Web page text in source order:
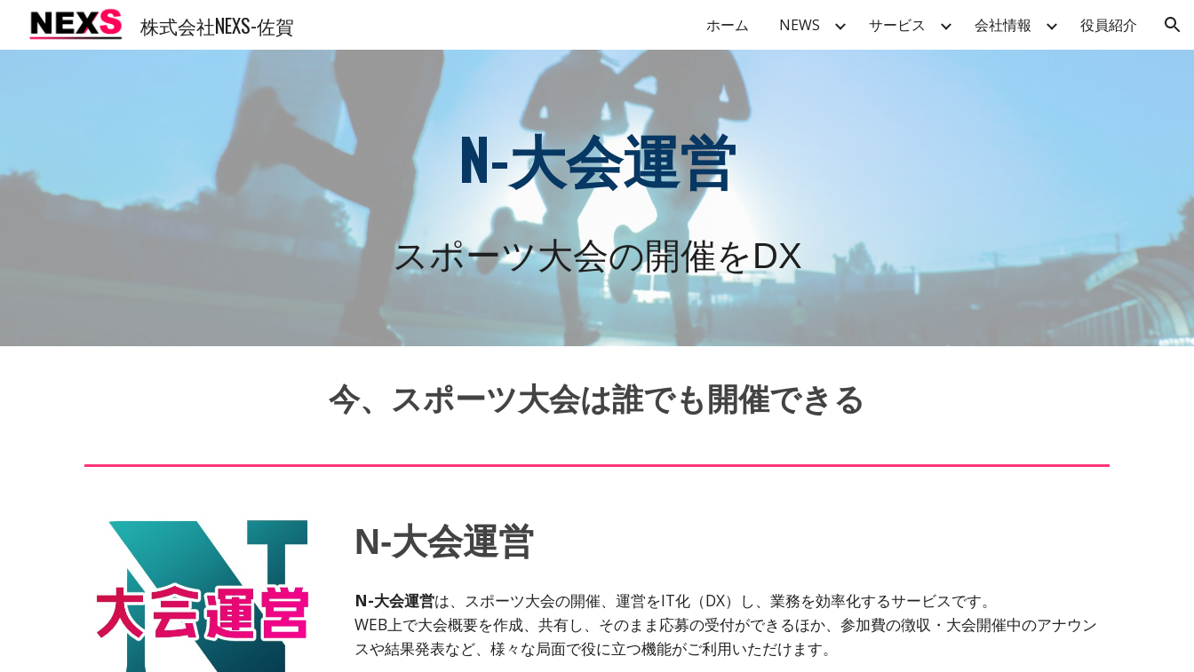
Skip to navigation
株式会社NEXS-佐賀 ホーム NEWS サービス 会社情報 役員紹介
N-大会運営
スポーツ大会の開催をDX
今、スポーツ大会は誰でも開催できる
N-大会運営
N-大会運営は、 スポーツ大会の開催、運営をIT化（DX）し、業務を効率化するサービスです。
WEB上で大会概要を作成、共有し、そのまま応募の受付ができるほか、参加費の徴収・大会開催中のアナウン
スや結果発表など、様々な局面で役に立つ機能がご利用いただけます。